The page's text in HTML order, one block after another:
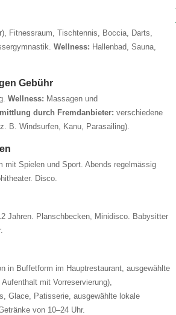
Fitnessraum, Tischtennis, Boccia, Darts,
Wellness: Hallenbad, Sauna,
Gebühr
Wellness: Massagen und
durch Fremdanbieter: verschiedene
B. Windsurfen, Kanu, Parasailing).
mit Spielen und Sport. Abends regelmässig
Disco.
Jahren. Planschbecken, Minidisco. Babysitter
in Buffetform im Hauptrestaurant, ausgewählte
mit Vorreservierung),
Glace, Patisserie, ausgewählte lokale
von 10–24 Uhr.